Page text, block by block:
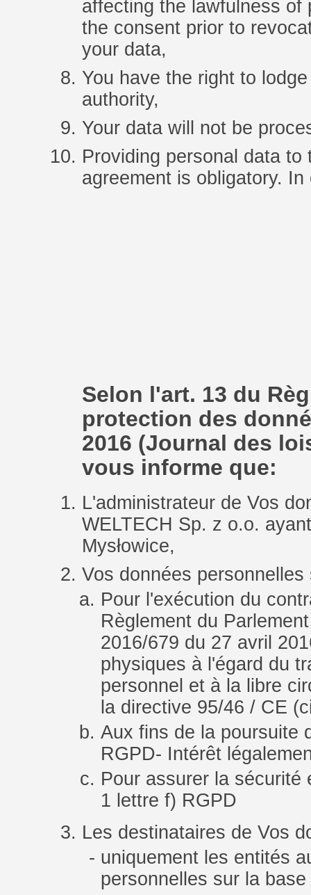
affecting the lawfulness
the consent prior to
your data,
You have the right to
authority,
Your data will not be
Providing personal data
agreement is obligatory.
Selon l'art. 13 du
protection des
2016 (Journal des
vous informe que:
L'administrateur de Vos
WELTECH Sp. z o.o.
Mysłowice,
Vos données
Pour l'exécution du
Règlement du
2016/679 du 27 avril
physiques à l'égard du
personnel et à la libre
la directive 95/46 / CE
Aux fins de la poursuite
RGPD- Intérêt
Pour assurer la
1 lettre f) RGPD
Les destinataires de Vos
uniquement les entités
personnelles sur la